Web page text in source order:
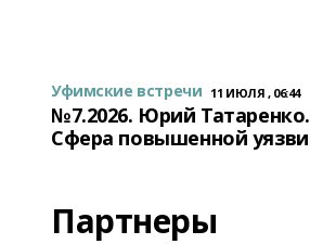
Уфимские встречи 11 ИЮЛЯ , 06:44
№7.2026. Юрий Татаренко.
Сфера повышенной
Партнеры